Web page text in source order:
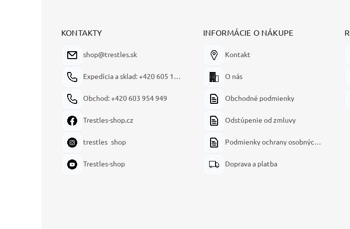
KONTAKTY
shop@trestles.sk
Expedícia a sklad: +420 605 180 144
Obchod: +420 603 954 949
Trestles-shop.cz
trestles_shop
Trestles-shop
INFORMÁCIE O NÁKUPE
Kontakt
O nás
Obchodné podmienky
Odstúpenie od zmluvy
Podmienky ochrany osobných údajov
Doprava a platba